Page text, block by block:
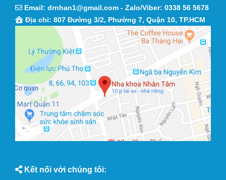
Email: drnhan1@gmail.com - Zalo/Viber: 0338 56 5678
Địa chỉ: 807 Đường 3/2, Phường 7, Quận 10, TP.HCM
Kết nối với chúng tôi: